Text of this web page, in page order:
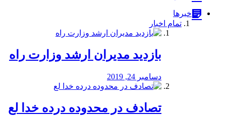
خبرها
تمام اخبار
بازدید مدیران ارشد وزارت راه
دسامبر 24, 2019
تصادف در محدوده درده خدا لع